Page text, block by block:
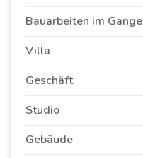
Bauarbeiten im Gange
Villa
Geschäft
Studio
Gebäude